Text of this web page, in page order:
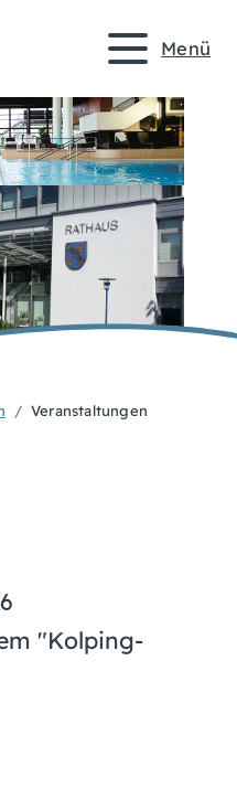
Menü
Veranstaltungen
"Kolping-